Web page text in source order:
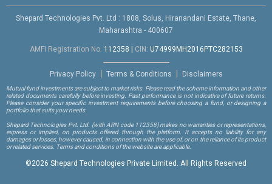
Shepard Technologies Pvt. Ltd : 1808, Solus, Hiranandani Estate, Thane,
Maharashtra - 400607
AMFI Registration No. 112358 CIN: U74999MH2016PTC282153
Privacy Policy Terms & Conditions Disclaimers
Mutual fund investments are subject to market risks. Please read the scheme information and other
related documents carefully before investing. Past performance is not indicative of future returns.
Please consider your specific investment requirements before choosing a fund, or designing a
portfolio that suits your needs.
Shepard Technologies Pvt. Ltd. (with ARN code 112358)makes no warranties or representations,
express or implied, on products offered through the platform. It accepts no liability for any
damages or losses, however caused, in connection with the use of, or on the reliance of its product
or related services. Terms and conditions of the website are applicable.
©2026 Shepard Technologies Private Limited. All Rights Reserved